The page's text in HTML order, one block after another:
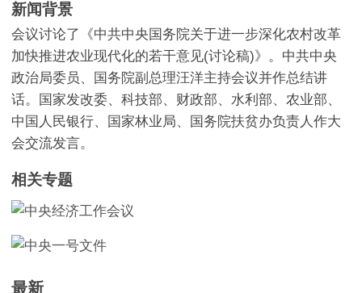
新闻背景
会议讨论了《中共中央国务院关于进一步深化农村改革
加快推进农业现代化的若干意见(讨论稿)》。中共中央
政治局委员、国务院副总理汪洋主持会议并作总结讲
话。国家发改委、科技部、财政部、水利部、农业部、
中国人民银行、国家林业局、国务院扶贫办负责人作大
会交流发言。
相关专题
最新